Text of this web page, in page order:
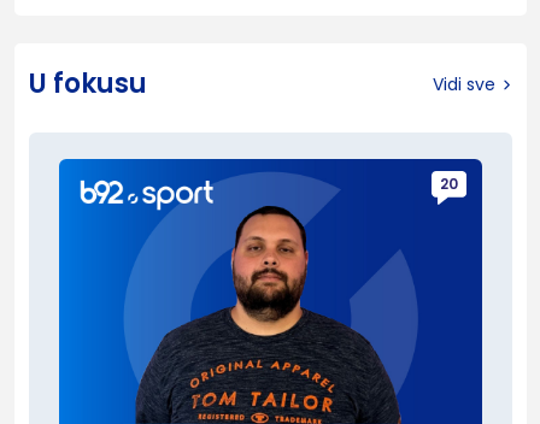
U fokusu Vidi sve
20